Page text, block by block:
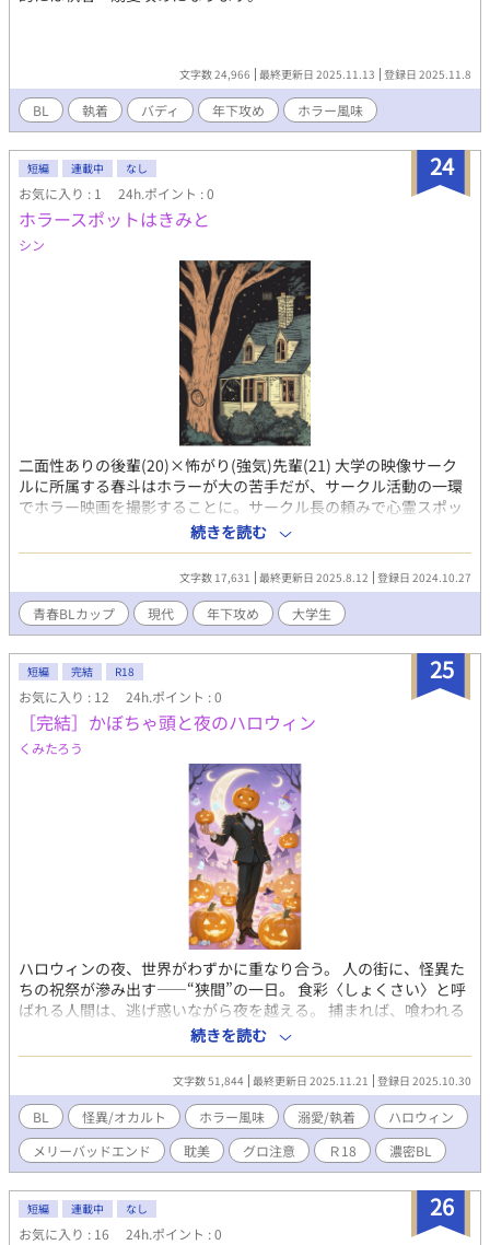
文字数 24,966 最終更新日 2025.11.13 登録日 2025.11.8
BL 執着 バディ 年下攻め ホラー風味
24
短編 連載中 なし
お気に入り : 1 24h.ポイント : 0
ホラースポットはきみと
シン
二面性ありの後輩(20)×怖がり(強気)先輩(21) 大学の映像サーク
ルに所属する春斗はホラーが大の苦手だが、サークル活動の一環
でホラー映画を撮影することに。サークル長の頼みで心霊スポッ
トへロケハンに行くことになってしまい、イケメン王子様キャラ
で女子に人気の後輩と2人で現地に向かうがーー！？ ＊＊＊ ほん
のりホラー風味の大学生BLです。(怖くはないです) 2025.8.12 更
新再開しました！
続きを読む
文字数 17,631 最終更新日 2025.8.12 登録日 2024.10.27
青春BLカップ​ 現代 年下攻め 大学生
25
短編 完結 R18
お気に入り : 12 24h.ポイント : 0
［完結］かぼちゃ頭と夜のハロウィン
くみたろう
ハロウィンの夜、世界がわずかに重なり合う。 人の街に、怪異た
ちの祝祭が滲み出す——“狭間”の一日。 食彩〈しょくさい〉と呼
ばれる人間は、逃げ惑いながら夜を越える。 捕まれば、喰われる
か、選ばれるか。 選ばれた者は伴侶として異界へ招かれ、 やがて
人でも怪異でもない“何か”へと変わっていく。 かぼちゃ頭の怪異
に手を取られたカナトは、その夜の終わりに、自らの心と形をゆ
っくりと融かされていく。 ——これは、失われながら満たされて
いく、ひとりの人間のハロウィンの記録。 本編終了後の閑話か
ら、R18が入ってきます。 ※、※※が注意喚起となりますので、
自己責任でよろしくお願い致します。
続きを読む
文字数 51,844 最終更新日 2025.11.21 登録日 2025.10.30
BL 怪異/オカルト ホラー風味 溺愛/執着
ハロウィン
メリーバッドエンド
耽美 グロ注意 Ｒ18 濃密BL
26
短編 連載中 なし
お気に入り : 16 24h.ポイント : 0